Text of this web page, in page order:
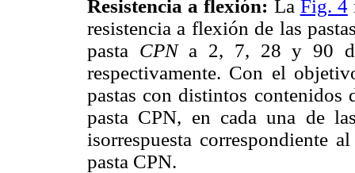
Resistencia a flexión: La Fig. 4
resistencia a flexión de las
pasta CPNa 2, 7, 28 y 90
respectivamente. Con el
pastas con distintos
pasta CPN, en cada una de
isorrespuesta correspondiente
pasta CPN.